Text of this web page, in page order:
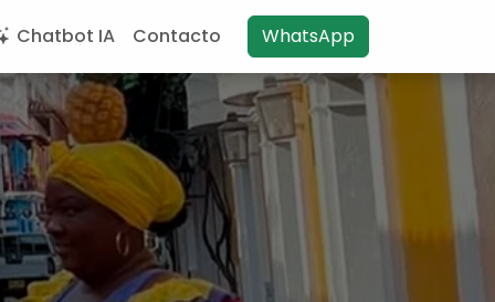
Chatbot IA Contacto WhatsApp